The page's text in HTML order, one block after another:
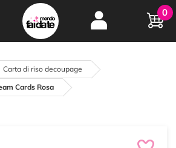
Hobby e
creatività...
oltre 15 anni online
0
Carta di riso decoupage
Cards Rosa